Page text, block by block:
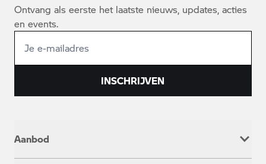
Ontvang als eerste het laatste nieuws, updates, acties
en events.
INSCHRIJVEN
Aanbod